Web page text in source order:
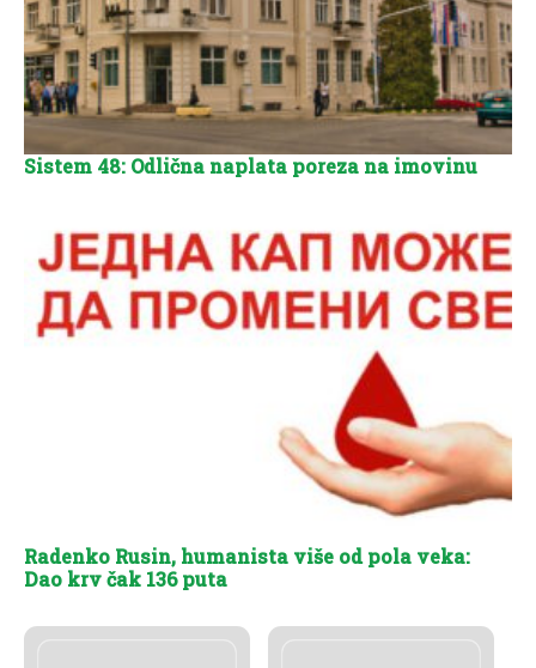
Sistem 48: Odlična naplata poreza na imovinu
Radenko Rusin, humanista više od pola veka:
Dao krv čak 136 puta